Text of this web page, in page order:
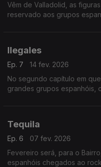
Vêm de Valladolid, as
reservado aos grupos
Ilegales
Ep. 7
14 fev. 2026
No segundo capítulo em
grandes grupos espanhóis,
Tequila
Ep. 6
07 fev. 2026
Fevereiro será, para o
espanhóis chegados ao